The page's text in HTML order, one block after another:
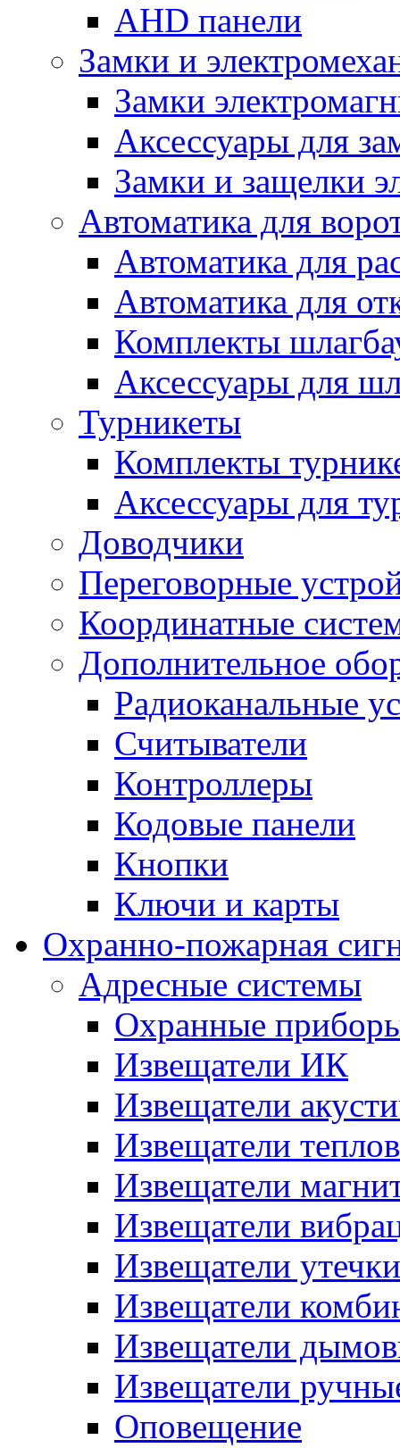
AHD панели
Замки и
Замки
Аксессуары для
Замки и защелки
Автоматика для
Автоматика для
Автоматика для
Комплекты
Аксессуары для
Турникеты
Комплекты
Аксессуары для
Доводчики
Переговорные
Координатные
Дополнительное
Радиоканальные
Считыватели
Контроллеры
Кодовые панели
Кнопки
Ключи и карты
Охранно-пожарная
Адресные системы
Охранные
Извещатели ИК
Извещатели
Извещатели
Извещатели
Извещатели
Извещатели утечки
Извещатели
Извещатели
Извещатели
Оповещение